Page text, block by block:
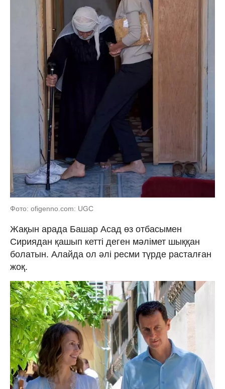
Фото: ofigenno.com: UGC
Жақын арада Башар Асад өз отбасымен
Сириядан қашып кетті деген мәлімет шыққан
болатын. Алайда ол әлі ресми түрде расталған
жоқ.